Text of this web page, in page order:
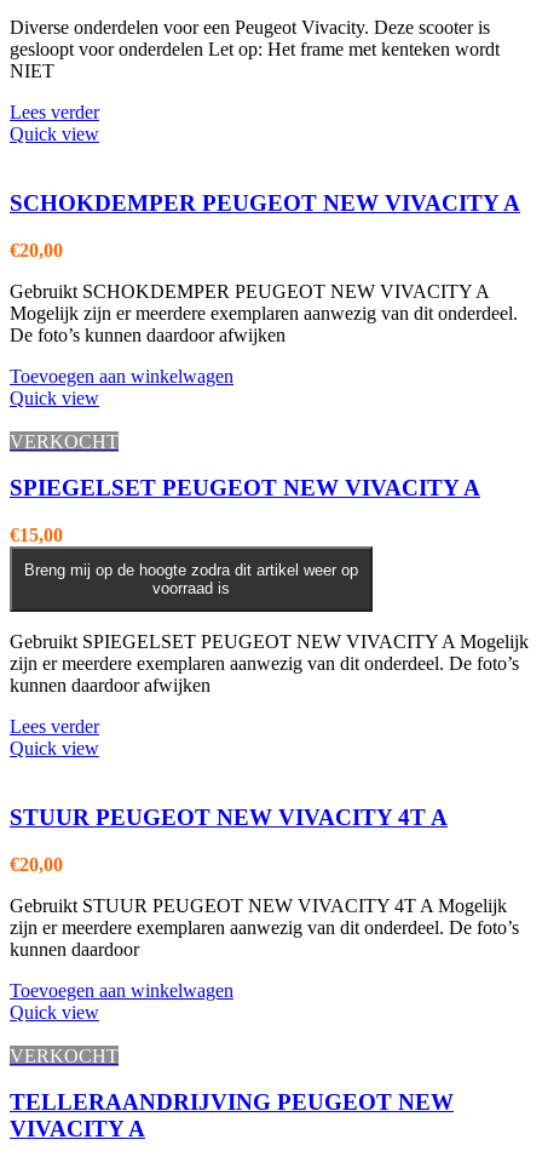
Diverse onderdelen voor een Peugeot Vivacity. Deze scooter is
gesloopt voor onderdelen Let op: Het frame met kenteken wordt
NIET
Lees verder
Quick view
SCHOKDEMPER PEUGEOT NEW VIVACITY A
€20,00
Gebruikt SCHOKDEMPER PEUGEOT NEW VIVACITY A
Mogelijk zijn er meerdere exemplaren aanwezig van dit onderdeel.
De foto’s kunnen daardoor afwijken
Toevoegen aan winkelwagen
Quick view
VERKOCHT
SPIEGELSET PEUGEOT NEW VIVACITY A
€15,00
Breng mij op de hoogte zodra dit artikel weer op
voorraad is
Gebruikt SPIEGELSET PEUGEOT NEW VIVACITY A Mogelijk
zijn er meerdere exemplaren aanwezig van dit onderdeel. De foto’s
kunnen daardoor afwijken
Lees verder
Quick view
STUUR PEUGEOT NEW VIVACITY 4T A
€20,00
Gebruikt STUUR PEUGEOT NEW VIVACITY 4T A Mogelijk
zijn er meerdere exemplaren aanwezig van dit onderdeel. De foto’s
kunnen daardoor
Toevoegen aan winkelwagen
Quick view
VERKOCHT
TELLERAANDRIJVING PEUGEOT NEW
VIVACITY A